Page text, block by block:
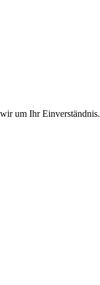
um Ihr Einverständnis.